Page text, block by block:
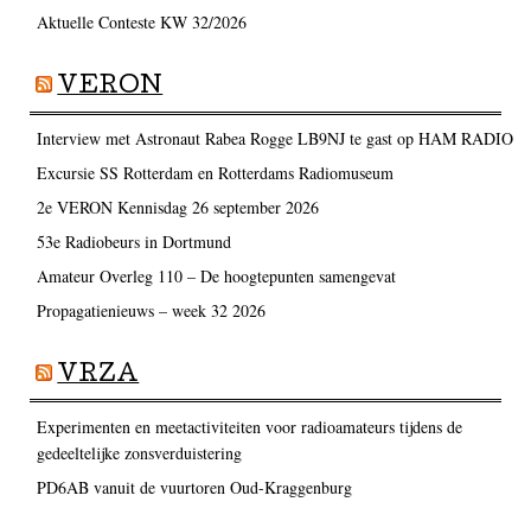
Aktuelle Conteste KW 32/2026
VERON
Interview met Astronaut Rabea Rogge LB9NJ te gast op HAM RADIO
Excursie SS Rotterdam en Rotterdams Radiomuseum
2e VERON Kennisdag 26 september 2026
53e Radiobeurs in Dortmund
Amateur Overleg 110 – De hoogtepunten samengevat
Propagatienieuws – week 32 2026
VRZA
Experimenten en meetactiviteiten voor radioamateurs tijdens de
gedeeltelijke zonsverduistering
PD6AB vanuit de vuurtoren Oud-Kraggenburg